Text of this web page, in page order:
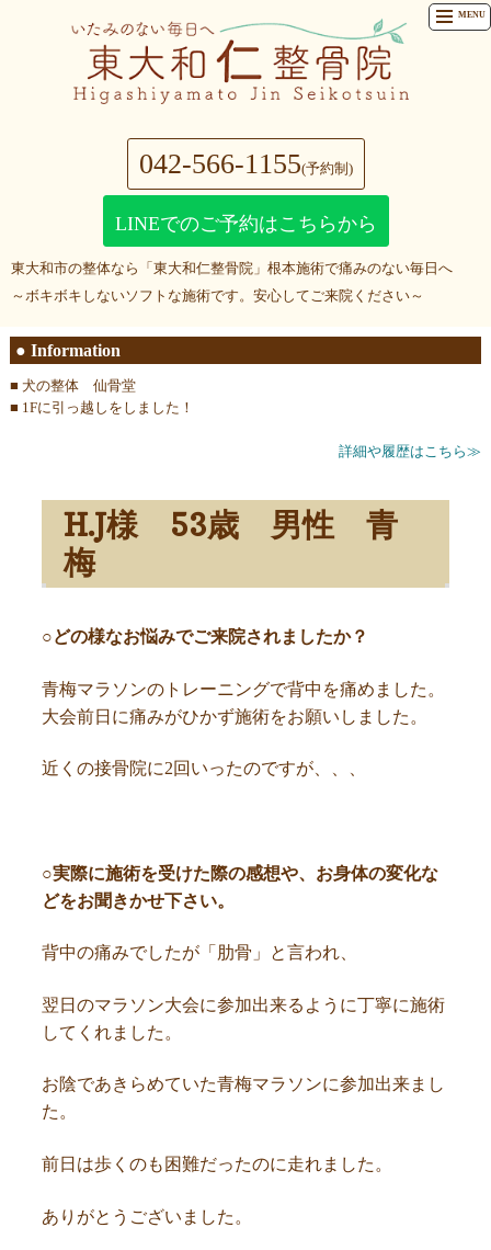
042-566-1155(予約制)
LINEでのご予約はこちらから
東大和市の整体なら「東大和仁整骨院」根本施術で痛みのない毎日へ
～ボキボキしないソフトな施術です。安心してご来院ください～
● Information
■ 犬の整体 仙骨堂
■ 1Fに引っ越しをしました！
詳細や履歴はこちら≫
MENU
H.J様 53歳 男性 青
梅
○どの様なお悩みでご来院されましたか？
青梅マラソンのトレーニングで背中を痛めました。
大会前日に痛みがひかず施術をお願いしました。
近くの接骨院に2回いったのですが、、、
○実際に施術を受けた際の感想や、お身体の変化な
どをお聞きかせ下さい。
背中の痛みでしたが「肋骨」と言われ、
翌日のマラソン大会に参加出来るように丁寧に施術
してくれました。
お陰であきらめていた青梅マラソンに参加出来まし
た。
前日は歩くのも困難だったのに走れました。
ありがとうございました。